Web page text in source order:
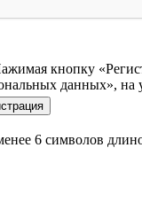
кнопку
данных», на
6 символов